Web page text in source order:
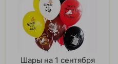
Шары на 1 сентября